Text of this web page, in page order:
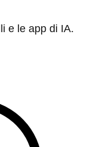
e le app di IA.